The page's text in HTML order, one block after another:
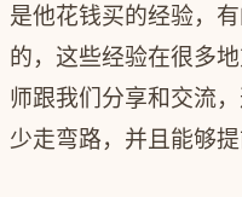
是他花钱买的经验，
的，这些经验在很多
师跟我们分享和交流
少走弯路，并且能够